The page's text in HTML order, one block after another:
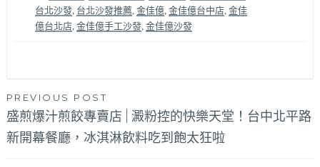
台北沙發, 台北沙發推薦, 金佳億, 金佳億台中店, 金佳
億台北店, 金佳億手工沙發, 金佳億沙發
文
章
導
PREVIOUS POST
盛煎爆汁煎餃專賣店 | 澱粉控的快樂天堂！台中北平路
新開幕餐廳，冰淇淋飲料吃到飽太狂啦